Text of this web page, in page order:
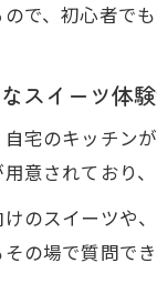
で、初心者で
スイーツ体
宅のキッチン
意されており
のスイーツや
の場で質問で